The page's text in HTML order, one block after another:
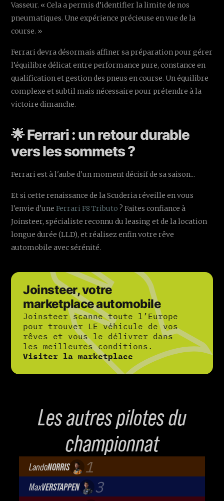
Vasseur. « Cela a permis d’identifier la limite de nos
pneumatiques. Une expérience précieuse en vue de la
course. »
Ferrari devra désormais affiner sa préparation pour gérer
l’équilibre délicat entre performance pure, constance en
qualification et gestion des pneus en course. Un équilibre
complexe et subtil mais nécessaire pour prétendre à la
victoire dimanche.
🌟 Ferrari : un retour durable
vers les sommets ?
Ferrari est à l'aube d'un moment décisif de sa saison...
Et si cette renaissance de la Scuderia réveille en vous
l'envie d'uneFerrari F8 Tributo ? Faites confiance à
Joinsteer, spécialiste reconnu du leasing et de la location
longue durée (LLD), et réalisez enfin votre rêve
automobile avec sérénité.
Joinsteer, votre
marketplace automobile
Joinsteer scanne toute l’Europe
pour trouver LE véhicule de vos
rêves et vous le délivrer dans
les meilleures conditions.
Visiter la marketplace
Les autres pilotes du
championnat
LandoNORRIS 1
McLaren Mastercard F1 Team
MaxVERSTAPPEN 3